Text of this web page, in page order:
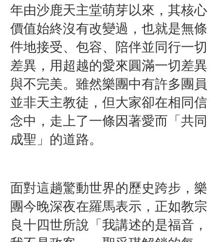
年由沙鹿天主堂萌芽以來，其核心
價值始終沒有改變過，也就是無條
件地接受、包容、陪伴並同行一切
差異，用超越的愛來圓滿一切差異
與不完美。雖然樂團中有許多團員
並非天主教徒，但大家卻在相同信
念中，走上了一條因著愛而「共同
成聖」的道路。
面對這趟驚動世界的歷史跨步，樂
團今晚深夜在羅馬表示，正如教宗
良十四世所說「我講述的是福音，